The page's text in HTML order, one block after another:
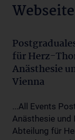
für Herz-
Anästhesie
Vienna
...All Events
Anästhesie und
Abteilung für